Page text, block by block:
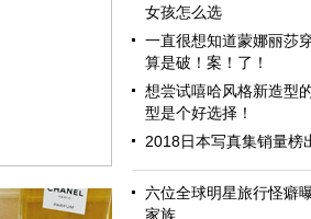
女孩怎么选
一直很想知道蒙娜丽莎
算是破！案！了！
想尝试嘻哈风格新造型
型是个好选择！
2018日本写真集销量榜
六位全球明星旅行怪癖
家族